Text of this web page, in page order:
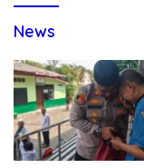
News